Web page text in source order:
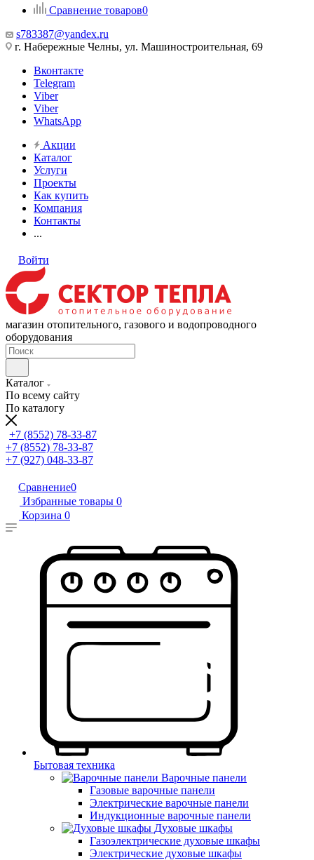
Сравнение товаров0
s783387@yandex.ru
г. Набережные Челны, ул. Машиностроительная, 69
Вконтакте
Telegram
Viber
Viber
WhatsApp
Акции
Каталог
Услуги
Проекты
Как купить
Компания
Контакты
...
Войти
магазин отопительного, газового и водопроводного
оборудования
Каталог
По всему сайту
По каталогу
+7 (8552) 78-33-87
+7 (8552) 78-33-87
+7 (927) 048-33-87
Сравнение0
Избранные товары 0
Корзина 0
Бытовая техника
Варочные панели
Газовые варочные панели
Электрические варочные панели
Индукционные варочные панели
Духовые шкафы
Газоэлектрические духовые шкафы
Электрические духовые шкафы